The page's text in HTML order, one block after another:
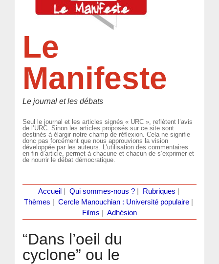
Le
Manifeste
Le journal et les débats
Seul le journal et les articles signés « URC », reflètent l’avis
de l’URC. Sinon les articles proposés sur ce site sont
destinés à élargir notre champ de réflexion. Cela ne signifie
donc pas forcément que nous approuvions la vision
développée par les auteurs. L’utilisation des commentaires
en fin d’article, permet à chacune et chacun de s’exprimer et
de nourrir le débat démocratique.
Accueil Qui sommes-nous ?| Rubriques
Thèmes
Cercle Manouchian : Université populaire
Films
Adhésion
“Dans l’oeil du
cyclone” ou le